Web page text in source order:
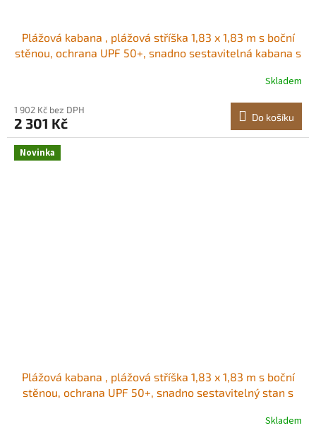
Plážová kabana , plážová stříška 1,83 x 1,83 m s boční
stěnou, ochrana UPF 50+, snadno sestavitelná kabana s
slunečník pro celou rodinu a přátele Prostorná stínicí
Skladem
1 902 Kč bez DPH
2 301 Kč Do košíku
Novinka
Plážová kabana , plážová stříška 1,83 x 1,83 m s boční
stěnou, ochrana UPF 50+, snadno sestavitelný stan s
slunci, venkovní slunečník pro celou rodinu a přátele
Skladem